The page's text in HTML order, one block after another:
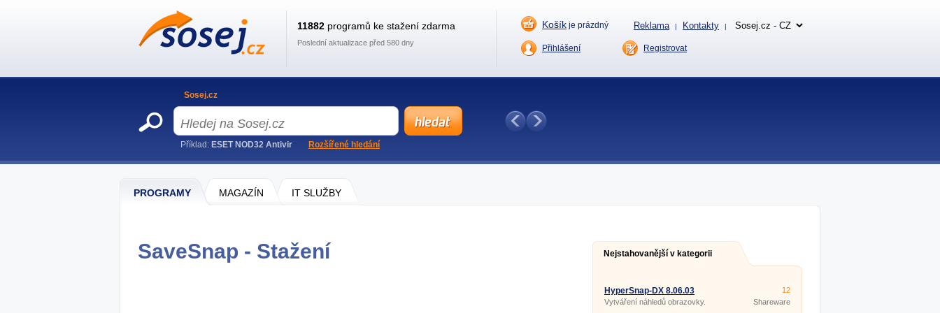
PROGRAMY MAGAZÍN IT SLUŽBY
SaveSnap - Stažení Nejstahovanější v kategorii
HyperSnap-DX 8.06.03
Vytváření náhledů obrazovky.
12
Shareware
11882 programů ke stažení zdarma
Poslední aktualizace před 580 dny
Košík je prázdný Reklama | Kontakty |
Přihlášení Registrovat
Sosej.cz
Příklad: ESET NOD32 Antivir Rozšířené hledání